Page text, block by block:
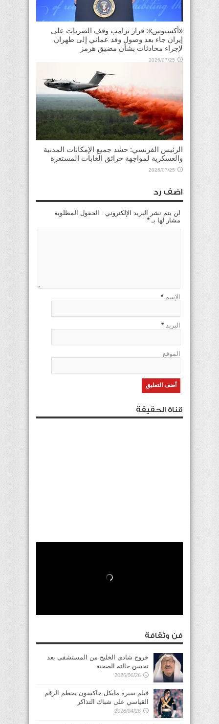
«أكسيوس»: قرار ترامب وقف الضربات على
إيران جاء بعد وصول وفد عماني إلى طهران
لإجراء محادثات بشأن مضيق هرمز
2026/07/25
الرئيس الفرنسي: حشد جميع الإمكانات المدنية
والعسكرية لمواجهة حرائق الغابات المستعرة
2026/07/25
اضف رد
لن يتم نشر البريد الإلكتروني . الحقول المطلوبة
مشار لها بـ *
الإسم *
البريد *
الموقع
قناة الحقيقة
فن وثقافة
خروج شادي الخليج من المستشفى بعد
تحسن حالته الصحية
2026/06/26
فيلم سيرة مايكل جاكسون يحطم الرقم
القياسي على شباك التذاكر
2026/04/28